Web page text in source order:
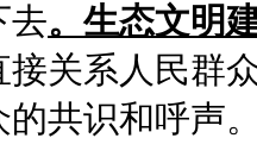
去。生态文明
接关系人民群
的共识和呼声